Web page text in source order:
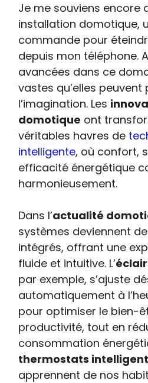
Je me souviens encore
installation domotique,
commande pour
depuis mon téléphone.
avancées dans ce
vastes qu’elles
l’imagination. Les
domotique ont
véritables havres de
intelligente, où confort,
efficacité énergétique
harmonieusement.
Dans l’actualité
systèmes deviennent
intégrés, offrant une
fluide et intuitive. L’
par exemple, s’ajuste
automatiquement à
pour optimiser le bien-
productivité, tout en
consommation
thermostats
apprennent de nos